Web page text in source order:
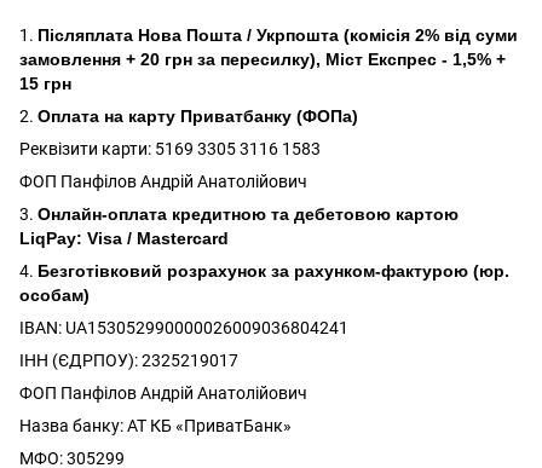
1. Післяплата Нова Пошта / Укрпошта (комісія 2% від суми
замовлення + 20 грн за пересилку), Міст Експрес - 1,5% +
15 грн
2. Оплата на карту Приватбанку (ФОПа)
Реквізити карти: 5169 3305 3116 1583
ФОП Панфілов Андрій Анатолійович
3. Онлайн-оплата кредитною та дебетовою картою
LiqPay: Visa / Mastercard
4. Безготівковий розрахунок за рахунком-фактурою (юр.
особам)
IBAN: UA153052990000026009036804241
ІНН (ЄДРПОУ): 2325219017
ФОП Панфілов Андрій Анатолійович
Назва банку: АТ КБ «ПриватБанк»
МФО: 305299